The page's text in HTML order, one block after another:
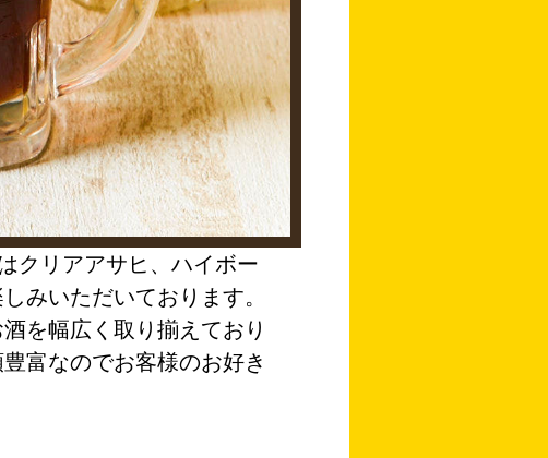
クリアアサヒ、ハイボー
みいただいております。
を幅広く取り揃えており
富なのでお客様のお好き